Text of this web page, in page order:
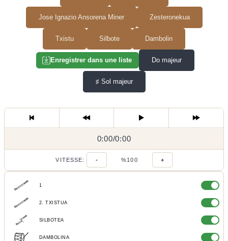
Jose Ignazio Ansorena Miner Zesteronekua
Txistu Silbote Dambolin
Enregistrer dans une liste Do majeur
♯Sol majeur
0:00/
0:00/0:00
VITESSE: - %100 +
1
2. TXISTUA
SILBOTEA
DAMBOLINA